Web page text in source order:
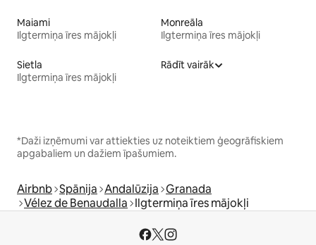
Maiami
Ilgtermiņa īres mājokļi
Monreāla
Ilgtermiņa īres mājokļi
Sietla
Ilgtermiņa īres mājokļi
Rādīt vairāk
*Daži izņēmumi var attiekties uz noteiktiem ģeogrāfiskiem
apgabaliem un dažiem īpašumiem.
Airbnb Spānija Andalūzija Granada
Vélez de Benaudalla Ilgtermiņa īres mājokļi